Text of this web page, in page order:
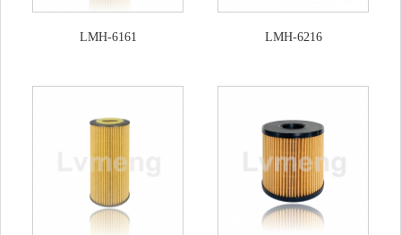
LMH-6161 LMH-6216